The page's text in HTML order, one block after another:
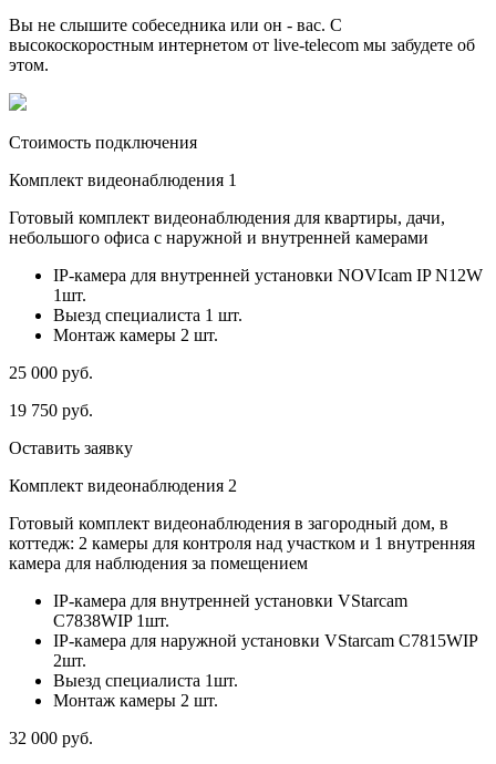
Вы не слышите собеседника или он - вас. С
высокоскоростным интернетом от live-telecom мы забудете об
этом.
Стоимость подключения
Комплект видеонаблюдения 1
Готовый комплект видеонаблюдения для квартиры, дачи,
небольшого офиса с наружной и внутренней камерами
IP-камера для внутренней установки NOVIcam IP N12W
1шт.
Выезд специалиста 1 шт.
Монтаж камеры 2 шт.
25 000 руб.
19 750 руб.
Оставить заявку
Комплект видеонаблюдения 2
Готовый комплект видеонаблюдения в загородный дом, в
коттедж: 2 камеры для контроля над участком и 1 внутренняя
камера для наблюдения за помещением
IP-камера для внутренней установки VStarcam
C7838WIP 1шт.
IP-камера для наружной установки VStarcam C7815WIP
2шт.
Выезд специалиста 1шт.
Монтаж камеры 2 шт.
32 000 руб.